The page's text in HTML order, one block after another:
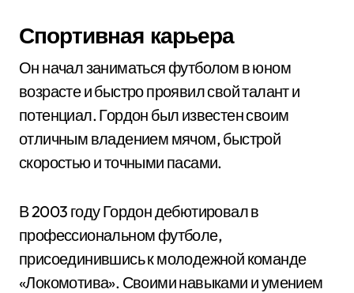
Спортивная карьера
Он начал заниматься футболом в юном
возрасте и быстро проявил свой талант и
потенциал. Гордон был известен своим
отличным владением мячом, быстрой
скоростью и точными пасами.
В 2003 году Гордон дебютировал в
профессиональном футболе,
присоединившись к молодежной команде
«Локомотива». Своими навыками и умением